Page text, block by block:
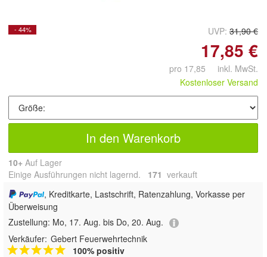
- 44% UVP: 31,90 €
17,85 €
pro 17,85 inkl. MwSt.
Kostenloser Versand
In den Warenkorb
10+ Auf Lager
Einige Ausführungen nicht lagernd. 171 verkauft
, Kreditkarte, Lastschrift, Ratenzahlung, Vorkasse per
Überweisung
Zustellung: Mo, 17. Aug. bis Do, 20. Aug.
Verkäufer: Gebert Feuerwehrtechnik
100% positiv